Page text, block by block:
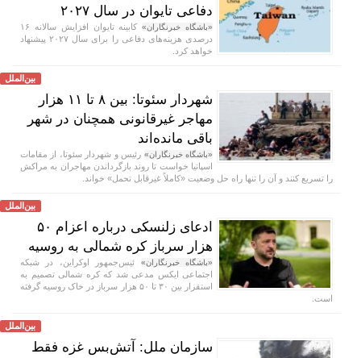
دفاعی تایوان در سال ۲۰۲۷
«باشگاه خبرنگاران»
کابینه تایوان افزایش سالانه ۱۶
درصدی هزینه‌های دفاعی را برای سال ۲۰۲۷ پیشنهاد
خواهد کرد.
بین‌الملل
شهردار سئوتا: بین ۸ تا ۱۱ هزار
مهاجر غیرقانونی همچنان در شهر
باقی مانده‌اند
«باشگاه خبرنگاران» رئیس و شهردار سئوتا، از مقامات
اسپانیا خواست تا روند بازگرداندن مهاجران به مراکش
را تسریع کنند و آن را تنها راه حل وضعیت «کاملاً غیرقابل تحمل» خواند.
بین‌الملل
ادعای زلنسکی درباره اعزام ۵۰
هزار سرباز کره شمالی به روسیه
«باشگاه خبرنگاران» ئیس‌جمهور اوکراین، در شبکه
اجتماعی ایکس مدعی شد که کره شمالی تصمیم به
استقرار بین ۳۰ تا ۵۰ هزار سرباز در خاک روسیه گرفته
است.
بین‌الملل
سازمان ملل: آتش‌بس غزه فقط